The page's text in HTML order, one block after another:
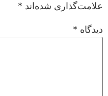
علامت‌گذاری شده‌اند *
دیدگاه *